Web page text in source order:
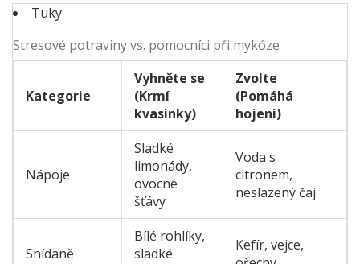
Tuky
Stresové potraviny vs. pomocníci při mykóze
Kategorie
Vyhněte se
(Krmí
kvasinky)
Zvolte
(Pomáhá
hojení)
Nápoje
Sladké
limonády,
ovocné
šťávy
Voda s
citronem,
neslazený čaj
Snídaně
Bílé rohlíky,
sladké
Kefír, vejce,